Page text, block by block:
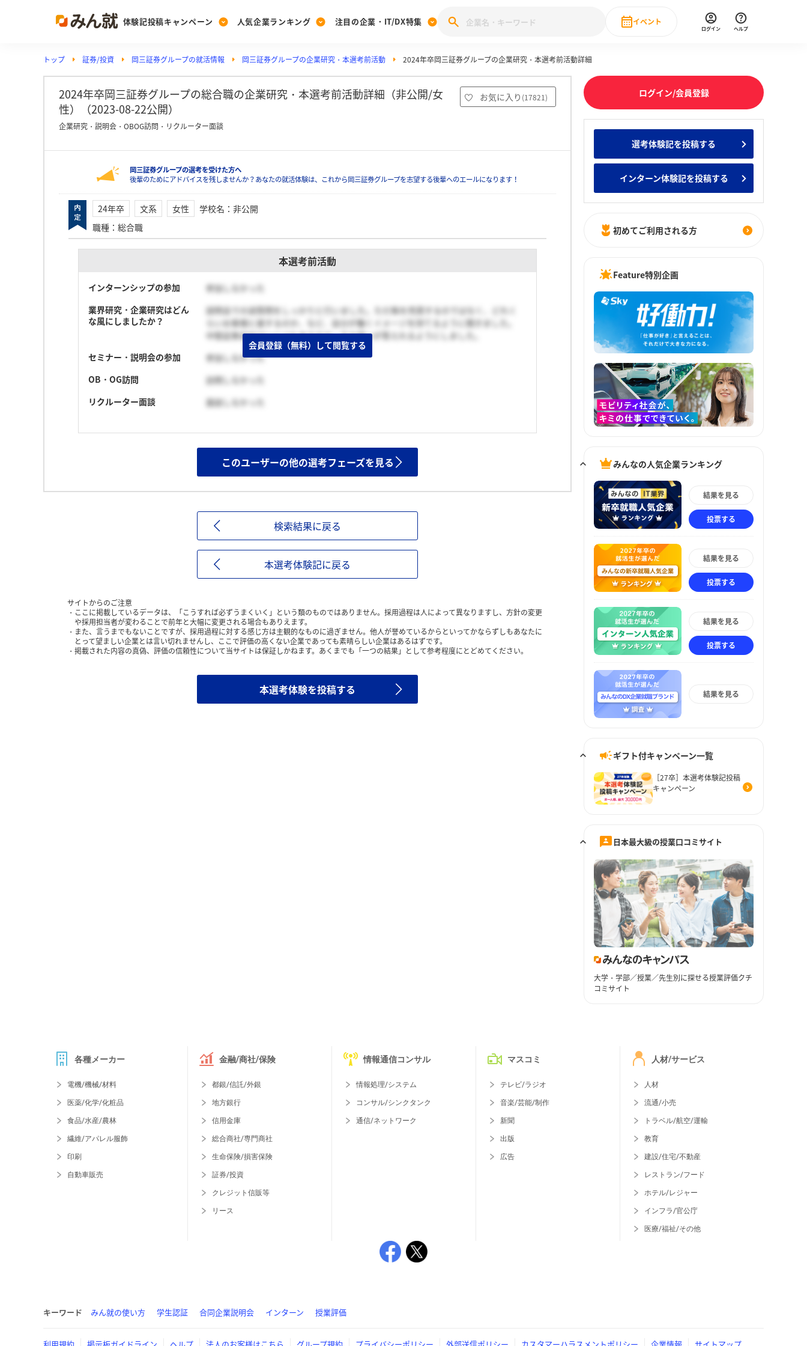
体験記投稿キャンペーン
Post
投稿する
[27卒] 本選考体験記投稿キャンペーン
人気企業ランキング
Ranking
ランキングを見る
みんなのDX企業就職ブランド調査
Vote みんなの新卒就職人気企業ランキング みんなのインターン人気企業ランキ
注目の企業・IT/DX特集
PickUp
注目の企業特集
28卒 IT・DX現場社員インタビュー
動画で知ろう！業界・企業研究
イベント
直近のイベント一覧
ログイン ヘルプ
トップ 証券/投資 岡三証券グループの就活情報 岡三証券グループの企業研究・本選考前活動 2024年卒岡三証券グループの企業研究・本選考前活動詳細
2024年卒岡三証券グループの総合職の企業研究・本選考前活動詳細（非公開/女
性）（2023-08-22公開）
お気に入り (17821)
企業研究・説明会・OBOG訪問・リクルーター面談
岡三証券グループの選考を受けた方へ
後輩のためにアドバイスを残しませんか？あなたの就活体験は、これから岡三証券グループを志望する後輩へのエールになります！
24年卒 文系 女性 学校名 ： 非公開
職種 ： 総合職
本選考前活動
インターンシップの参加
参加しなかった
業界研究・企業研究はどん
な風にしましたか？
説明会での逆質問をしっかりと行いました。ただ株を売買するのではなく、どれく
らいお客様と接するのか、など、自分が働くイメージを持てるように聞きました。
中堅証券会社はいくつもあるので、その違いが答えれるようにしました。
セミナー・説明会の参加
参加しなかった
OB・OG訪問
訪問しなかった
リクルーター面談
面談しなかった
会員登録（無料）して閲覧する
このユーザーの他の選考フェーズを見る
検索結果に戻る
本選考体験記に戻る
サイトからのご注意
ここに掲載しているデータは、「こうすれば必ずうまくいく」という類のものではありません。採用過程は人によって異なりますし、方針の変更
や採用担当者が変わることで前年と大幅に変更される場合もありえます。
また、言うまでもないことですが、採用過程に対する感じ方は主観的なものに過ぎません。他人が誉めているからといってかならずしもあなたに
とって望ましい企業とは言い切れませんし、ここで評価の高くない企業であっても素晴らしい企業はあるはずです。
掲載された内容の真偽、評価の信頼性について当サイトは保証しかねます。あくまでも「一つの結果」として参考程度にとどめてください。
本選考体験を投稿する
ログイン/会員登録
選考体験記を投稿する
インターン体験記を投稿する
初めてご利用される方
Feature特別企画
みんなの人気企業ランキング
結果を見る
投票する
結果を見る
投票する
結果を見る
投票する
結果を見る
ギフト付キャンペーン一覧
［27卒］本選考体験記投稿
キャンペーン
日本最大級の授業口コミサイト
大学・学部／授業／先生別に探せる授業評価クチ
コミサイト
各種メーカー
電機/機械/材料
医薬/化学/化粧品
食品/水産/農林
繊維/アパレル服飾
印刷
自動車販売
金融/商社/保険
都銀/信託/外銀
地方銀行
信用金庫
総合商社/専門商社
生命保険/損害保険
証券/投資
クレジット信販等
リース
情報通信コンサル
情報処理/システム
コンサル/シンクタンク
通信/ネットワーク
マスコミ
テレビ/ラジオ
音楽/芸能/制作
新聞
出版
広告
人材/サービス
人材
流通/小売
トラベル/航空/運輸
教育
建設/住宅/不動産
レストラン/フード
ホテル/レジャー
インフラ/官公庁
医療/福祉/その他
キーワード みん就の使い方 学生認証 合同企業説明会 インターン 授業評価